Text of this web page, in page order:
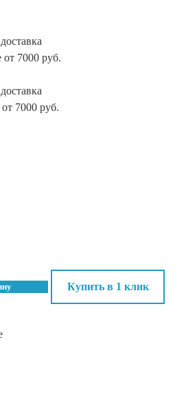
7000 руб.
7000 руб.
Купить в 1 клик